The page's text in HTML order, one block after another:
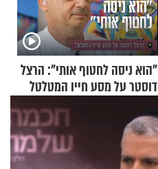
"הוא ניסה לחטוף אותי": הרצל
דוסטר על מסע חייו המטלטל